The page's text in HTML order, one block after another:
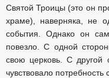
Святой Троицы (это он
храме), наверняка, не
события. Однако он
повезло. С одной
свою церковь. С другой
чувствовало